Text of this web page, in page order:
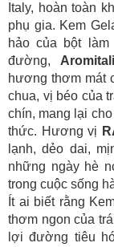
Italy, hoàn toàn
phụ gia. Kem
hảo của bột
đường,
hương thơm mát
chua, vị béo của
chín, mang lại
thức. Hương vị
lạnh, dẻo dai,
những ngày hè
trong cuộc sống
Ít ai biết rằng
thơm ngon của
lợi đường tiêu